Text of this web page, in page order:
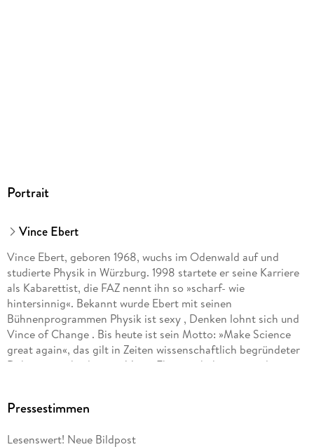
Portrait
Vince Ebert
Vince Ebert, geboren 1968, wuchs im Odenwald auf und
studierte Physik in Würzburg. 1998 startete er seine Karriere
als Kabarettist, die FAZ nennt ihn so »scharf- wie
hintersinnig«. Bekannt wurde Ebert mit seinen
Bühnenprogrammen Physik ist sexy , Denken lohnt sich und
Vince of Change . Bis heute ist sein Motto: »Make Science
great again«, das gilt in Zeiten wissenschaftlich begründeter
Debatten mehr denn je. Vince Ebert ist bekannt aus der
Pressestimmen
Lesenswert! Neue Bildpost